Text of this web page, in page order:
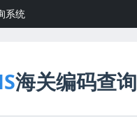
系统
海关编码查询